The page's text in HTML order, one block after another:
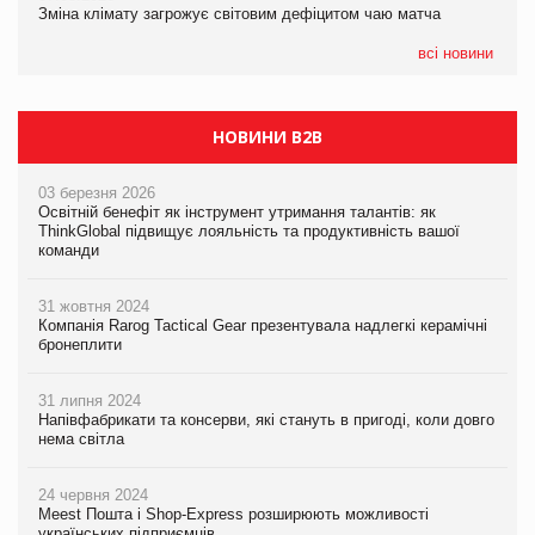
Зміна клімату загрожує світовим дефіцитом чаю матча
всі новини
EVA.UA запустила кампанію «Хто б знав» про асортимент,
НОВИНИ B2B
03 березня 2026
Освітній бенефіт як інструмент утримання талантів: як
ThinkGlobal підвищує лояльність та продуктивність вашої
команди
31 жовтня 2024
Компанія Rarog Tactical Gear презентувала надлегкі керамічні
бронеплити
31 липня 2024
Напівфабрикати та консерви, які стануть в пригоді, коли довго
нема світла
24 червня 2024
Meest Пошта і Shop-Express розширюють можливості